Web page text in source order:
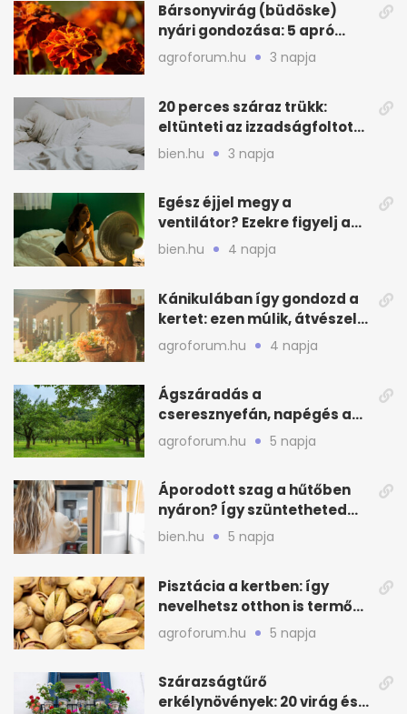
Bársonyvirág (büdöske)
nyári gondozása: 5 apró
lépés a dús virágzásért
agroforum.hu 3 napja
20 perces száraz trükk:
eltünteti az izzadságfoltot
és a szagot a matracról
bien.hu 3 napja
Egész éjjel megy a
ventilátor? Ezekre figyelj a
hőségben alvásnál
bien.hu 4 napja
Kánikulában így gondozd a
kertet: ezen múlik, átvészeli-
e a hőséget
agroforum.hu 4 napja
Ágszáradás a
cseresznyefán, napégés a
kajszin: mit tehetsz most?
agroforum.hu 5 napja
Áporodott szag a hűtőben
nyáron? Így szüntetheted
meg olcsón
bien.hu 5 napja
Pisztácia a kertben: így
nevelhetsz otthon is termő
növényt
agroforum.hu 5 napja
Szárazságtűrő
erkélynövények: 20 virág és